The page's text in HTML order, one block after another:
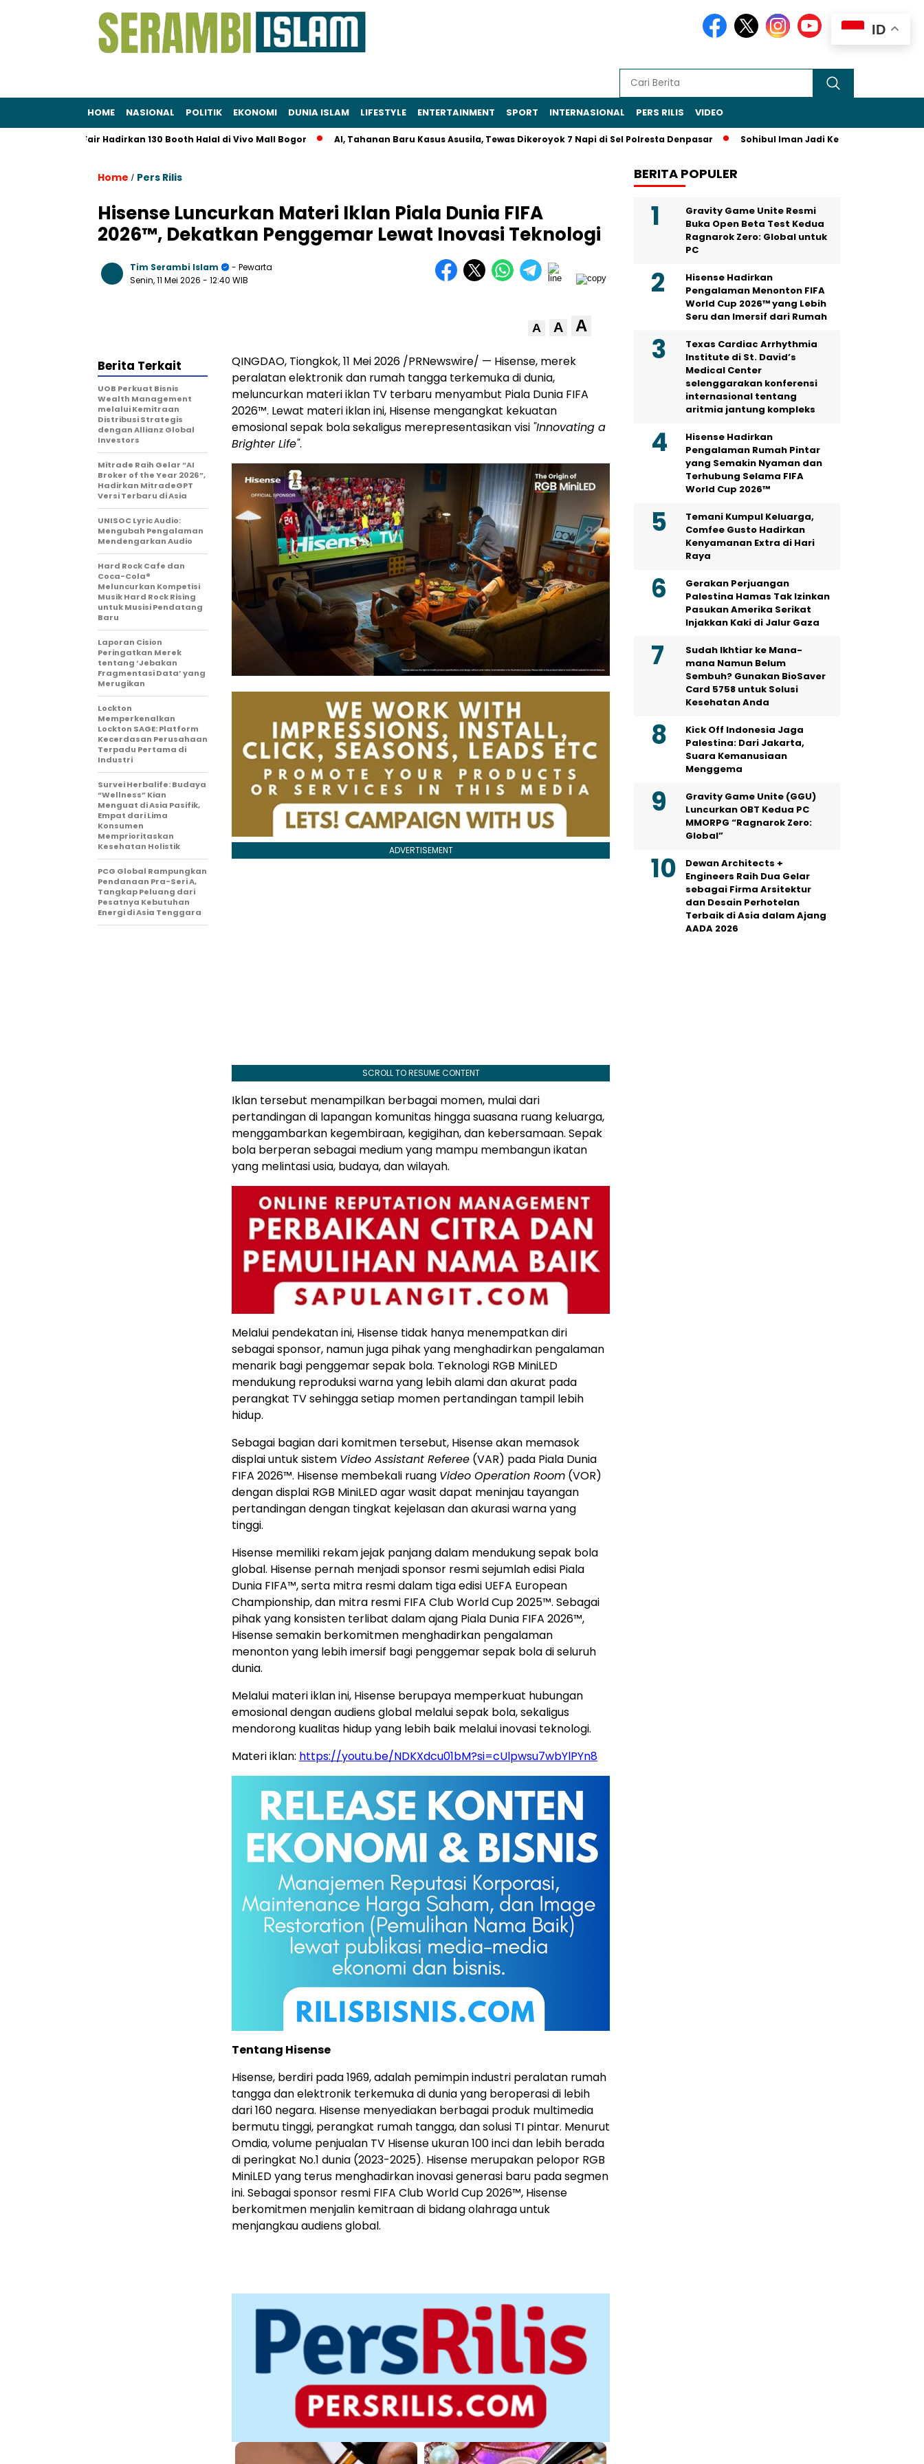
HOME NASIONAL POLITIK EKONOMI DUNIA ISLAM LIFESTYLE ENTERTAINMENT SPORT INTERNASIONAL PERS RILIS VIDEO
LifeFair Hadirkan 130 Booth Halal di Vivo Mall Bogor AI, Tahanan Baru Kasus Asusila, Tewas Dikeroyok 7 Napi di Sel Polresta Denpasar Sohibul Iman Jadi Ketua Majelis Syuro PKS, Al
Home / Pers Rilis
Hisense Luncurkan Materi Iklan Piala Dunia FIFA
2026™, Dekatkan Penggemar Lewat Inovasi Teknologi
Tim Serambi Islam
- Pewarta
Senin, 11 Mei 2026 - 12:40 WIB
A A A
QINGDAO, Tiongkok, 11 Mei 2026 /PRNewswire/ — Hisense, merek
peralatan elektronik dan rumah tangga terkemuka di dunia,
meluncurkan materi iklan TV terbaru menyambut Piala Dunia FIFA
2026™. Lewat materi iklan ini, Hisense mengangkat kekuatan
emosional sepak bola sekaligus merepresentasikan visi "Innovating a
Brighter Life".
ADVERTISEMENT
SCROLL TO RESUME CONTENT
Iklan tersebut menampilkan berbagai momen, mulai dari
pertandingan di lapangan komunitas hingga suasana ruang keluarga,
menggambarkan kegembiraan, kegigihan, dan kebersamaan. Sepak
bola berperan sebagai medium yang mampu membangun ikatan
yang melintasi usia, budaya, dan wilayah.
Melalui pendekatan ini, Hisense tidak hanya menempatkan diri
sebagai sponsor, namun juga pihak yang menghadirkan pengalaman
menarik bagi penggemar sepak bola. Teknologi RGB MiniLED
mendukung reproduksi warna yang lebih alami dan akurat pada
perangkat TV sehingga setiap momen pertandingan tampil lebih
hidup.
Sebagai bagian dari komitmen tersebut, Hisense akan memasok
displai untuk sistem Video Assistant Referee (VAR) pada Piala Dunia
FIFA 2026™. Hisense membekali ruang Video Operation Room (VOR)
dengan displai RGB MiniLED agar wasit dapat meninjau tayangan
pertandingan dengan tingkat kejelasan dan akurasi warna yang
tinggi.
Hisense memiliki rekam jejak panjang dalam mendukung sepak bola
global. Hisense pernah menjadi sponsor resmi sejumlah edisi Piala
Dunia FIFA™, serta mitra resmi dalam tiga edisi UEFA European
Championship, dan mitra resmi FIFA Club World Cup 2025™. Sebagai
pihak yang konsisten terlibat dalam ajang Piala Dunia FIFA 2026™,
Hisense semakin berkomitmen menghadirkan pengalaman
menonton yang lebih imersif bagi penggemar sepak bola di seluruh
dunia.
Melalui materi iklan ini, Hisense berupaya memperkuat hubungan
emosional dengan audiens global melalui sepak bola, sekaligus
mendorong kualitas hidup yang lebih baik melalui inovasi teknologi.
Materi iklan: https://youtu.be/NDKXdcu01bM?si=cUlpwsu7wbYlPYn8
Tentang Hisense
Hisense, berdiri pada 1969, adalah pemimpin industri peralatan rumah
tangga dan elektronik terkemuka di dunia yang beroperasi di lebih
dari 160 negara. Hisense menyediakan berbagai produk multimedia
bermutu tinggi, perangkat rumah tangga, dan solusi TI pintar. Menurut
Omdia, volume penjualan TV Hisense ukuran 100 inci dan lebih berada
di peringkat No.1 dunia (2023-2025). Hisense merupakan pelopor RGB
MiniLED yang terus menghadirkan inovasi generasi baru pada segmen
ini. Sebagai sponsor resmi FIFA Club World Cup 2026™, Hisense
berkomitmen menjalin kemitraan di bidang olahraga untuk
menjangkau audiens global.
Berita Terkait
UOB Perkuat Bisnis
Wealth Management
melalui Kemitraan
Distribusi Strategis
dengan Allianz Global
Investors
Mitrade Raih Gelar “AI
Broker of the Year 2026”,
Hadirkan MitradeGPT
Versi Terbaru di Asia
UNISOC Lyric Audio:
Mengubah Pengalaman
Mendengarkan Audio
Hard Rock Cafe dan
Coca-Cola®
Meluncurkan Kompetisi
Musik Hard Rock Rising
untuk Musisi Pendatang
Baru
Laporan Cision
Peringatkan Merek
tentang ‘Jebakan
Fragmentasi Data’ yang
Merugikan
Lockton
Memperkenalkan
Lockton SAGE: Platform
Kecerdasan Perusahaan
Terpadu Pertama di
Industri
Survei Herbalife: Budaya
“Wellness” Kian
Menguat di Asia Pasifik,
Empat dari Lima
Konsumen
Memprioritaskan
Kesehatan Holistik
PCG Global Rampungkan
Pendanaan Pra-Seri A,
Tangkap Peluang dari
Pesatnya Kebutuhan
Energi di Asia Tenggara
BERITA POPULER
Gravity Game Unite Resmi
Buka Open Beta Test Kedua
Ragnarok Zero: Global untuk
PC
Hisense Hadirkan
Pengalaman Menonton FIFA
World Cup 2026™ yang Lebih
Seru dan Imersif dari Rumah
Texas Cardiac Arrhythmia
Institute di St. David’s
Medical Center
selenggarakan konferensi
internasional tentang
aritmia jantung kompleks
Hisense Hadirkan
Pengalaman Rumah Pintar
yang Semakin Nyaman dan
Terhubung Selama FIFA
World Cup 2026™
Temani Kumpul Keluarga,
Comfee Gusto Hadirkan
Kenyamanan Extra di Hari
Raya
Gerakan Perjuangan
Palestina Hamas Tak Izinkan
Pasukan Amerika Serikat
Injakkan Kaki di Jalur Gaza
Sudah Ikhtiar ke Mana-
mana Namun Belum
Sembuh? Gunakan BioSaver
Card 5758 untuk Solusi
Kesehatan Anda
Kick Off Indonesia Jaga
Palestina: Dari Jakarta,
Suara Kemanusiaan
Menggema
Gravity Game Unite (GGU)
Luncurkan OBT Kedua PC
MMORPG “Ragnarok Zero:
Global”
Dewan Architects +
Engineers Raih Dua Gelar
sebagai Firma Arsitektur
dan Desain Perhotelan
Terbaik di Asia dalam Ajang
AADA 2026
ID